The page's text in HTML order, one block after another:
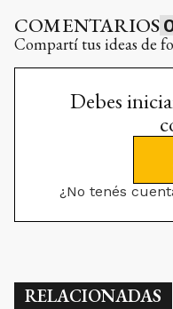
COMENTARIOS
Compartí tus ideas de
Debes
¿No tenés
RELACIONADAS